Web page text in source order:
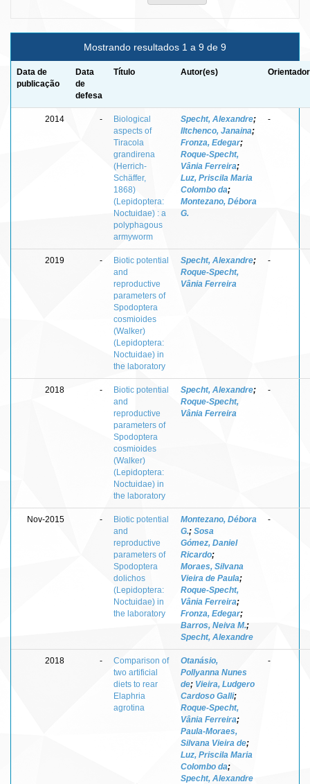
Mostrando resultados 1 a 9 de 9
Data de
publicação
Data
de
defesa
Título Autor(es)
2014 -
Biological
aspects of
Tiracola
grandirena
(Herrich-
Schäffer,
1868)
(Lepidoptera:
Noctuidae) : a
polyphagous
armyworm
Specht, Alexandre;
Iltchenco, Janaina;
Fronza, Edegar;
Roque-Specht,
Vânia Ferreira;
Luz, Priscila Maria
Colombo da;
Montezano, Débora
G.
-
2019 -
Biotic potential
and
reproductive
parameters of
Spodoptera
cosmioides
(Walker)
(Lepidoptera:
Noctuidae) in
the laboratory
Specht, Alexandre;
Roque-Specht,
Vânia Ferreira
-
2018 -
Biotic potential
and
reproductive
parameters of
Spodoptera
cosmioides
(Walker)
(Lepidoptera:
Noctuidae) in
the laboratory
Specht, Alexandre;
Roque-Specht,
Vânia Ferreira
-
Nov-2015 -
Biotic potential
and
reproductive
parameters of
Spodoptera
dolichos
(Lepidoptera:
Noctuidae) in
the laboratory
Montezano, Débora
G.; Sosa
Gómez, Daniel
Ricardo;
Moraes, Silvana
Vieira de Paula;
Roque-Specht,
Vânia Ferreira;
Fronza, Edegar;
Barros, Neiva M.;
Specht, Alexandre
-
2018 -
Comparison of
two artificial
diets to rear
Elaphria
agrotina
Otanásio,
Pollyanna Nunes
de; Vieira, Ludgero
Cardoso Galli;
Roque-Specht,
Vânia Ferreira;
Paula-Moraes,
Silvana Vieira de;
Luz, Priscila Maria
Colombo da;
Specht, Alexandre
-